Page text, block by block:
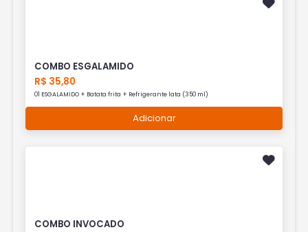
COMBO ESGALAMIDO
R$ 35,80
01 ESGALAMIDO + Batata frita + Refrigerante lata (350 ml)
Adicionar
COMBO INVOCADO